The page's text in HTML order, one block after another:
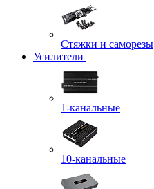
Стяжки и саморезы
Усилители
1-канальные
10-канальные